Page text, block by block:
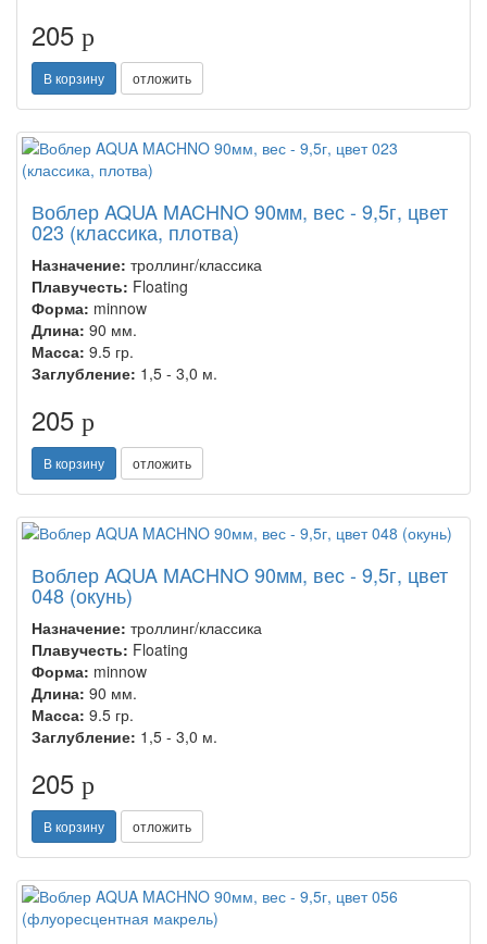
205 p
В корзину отложить
Воблер AQUA MACHNO 90мм, вес - 9,5г, цвет
023 (классика, плотва)
Назначение: троллинг/классика
Плавучесть: Floating
Форма: minnow
Длина: 90 мм.
Масса: 9.5 гр.
Заглубление: 1,5 - 3,0 м.
205 p
В корзину отложить
Воблер AQUA MACHNO 90мм, вес - 9,5г, цвет
048 (окунь)
Назначение: троллинг/классика
Плавучесть: Floating
Форма: minnow
Длина: 90 мм.
Масса: 9.5 гр.
Заглубление: 1,5 - 3,0 м.
205 p
В корзину отложить